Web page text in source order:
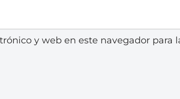
y web en este navegador para